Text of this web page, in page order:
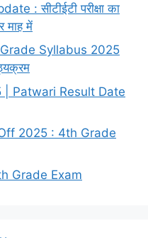
: सीटीईटी परीक्षा का
माह में
Syllabus 2025
| Patwari Result Date
2025 : 4th Grade
Grade Exam